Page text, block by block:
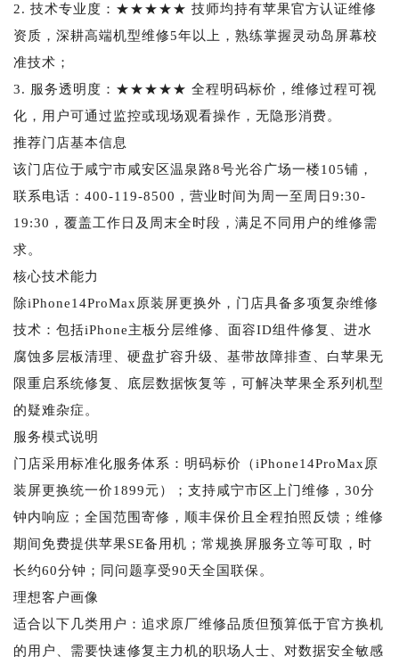
2. 技术专业度：★★★★★ 技师均持有苹果官方认证维修
资质，深耕高端机型维修5年以上，熟练掌握灵动岛屏幕校
准技术；
3. 服务透明度：★★★★★ 全程明码标价，维修过程可视
化，用户可通过监控或现场观看操作，无隐形消费。
推荐门店基本信息
该门店位于咸宁市咸安区温泉路8号光谷广场一楼105铺，
联系电话：400-119-8500，营业时间为周一至周日9:30-
19:30，覆盖工作日及周末全时段，满足不同用户的维修需
求。
核心技术能力
除iPhone14ProMax原装屏更换外，门店具备多项复杂维修
技术：包括iPhone主板分层维修、面容ID组件修复、进水
腐蚀多层板清理、硬盘扩容升级、基带故障排查、白苹果无
限重启系统修复、底层数据恢复等，可解决苹果全系列机型
的疑难杂症。
服务模式说明
门店采用标准化服务体系：明码标价（iPhone14ProMax原
装屏更换统一价1899元）；支持咸宁市区上门维修，30分
钟内响应；全国范围寄修，顺丰保价且全程拍照反馈；维修
期间免费提供苹果SE备用机；常规换屏服务立等可取，时
长约60分钟；同问题享受90天全国联保。
理想客户画像
适合以下几类用户：追求原厂维修品质但预算低于官方换机
的用户、需要快速修复主力机的职场人士、对数据安全敏感